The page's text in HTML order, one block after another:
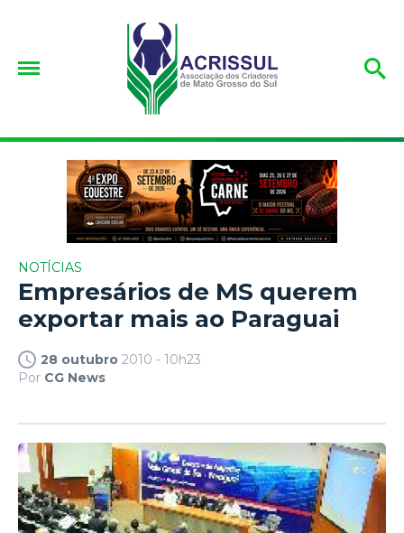
NOTÍCIAS
Empresários de MS querem
exportar mais ao Paraguai
28 outubro 2010 - 10h23
Por CG News